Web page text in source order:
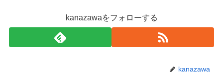
kanazawaをフォローする
kanazawa